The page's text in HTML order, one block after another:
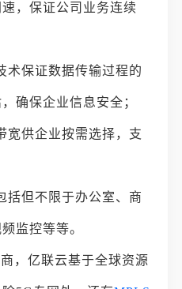
，保证公司业务连续
术保证数据传输过程的
确保企业信息安全；
宽供企业按需选择，支
括但不限于办公室、商
监控等等。
，亿联云基于全球资源